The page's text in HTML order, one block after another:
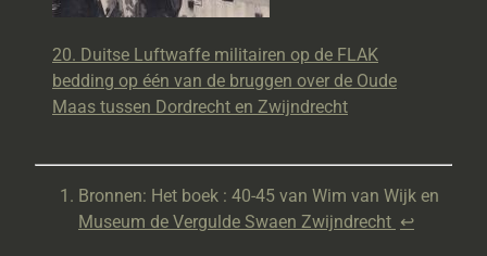
20. Duitse Luftwaffe militairen op de FLAK
bedding op één van de bruggen over de Oude
Maas tussen Dordrecht en Zwijndrecht
Bronnen: Het boek : 40-45 van Wim van Wijk en
Museum de Vergulde Swaen Zwijndrecht ↩︎